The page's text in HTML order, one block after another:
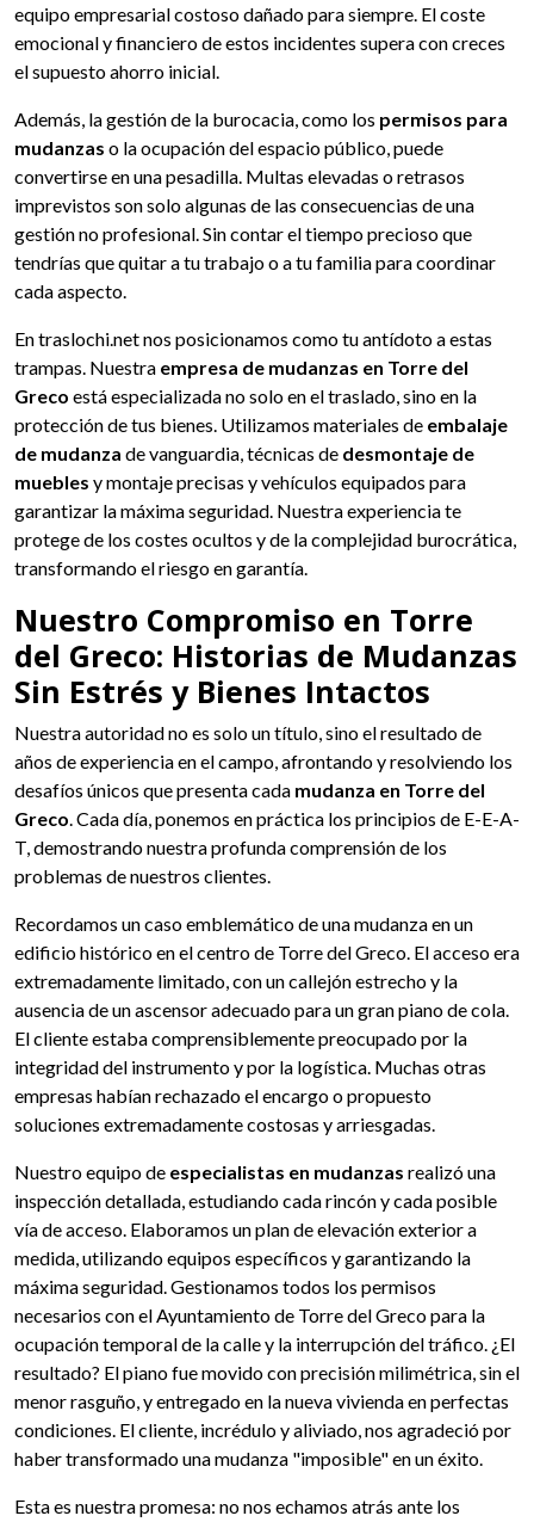
equipo empresarial costoso dañado para siempre. El coste
emocional y financiero de estos incidentes supera con creces
el supuesto ahorro inicial.
Además, la gestión de la burocacia, como los permisos para
mudanzas o la ocupación del espacio público, puede
convertirse en una pesadilla. Multas elevadas o retrasos
imprevistos son solo algunas de las consecuencias de una
gestión no profesional. Sin contar el tiempo precioso que
tendrías que quitar a tu trabajo o a tu familia para coordinar
cada aspecto.
En traslochi.net nos posicionamos como tu antídoto a estas
trampas. Nuestra empresa de mudanzas en Torre del
Greco está especializada no solo en el traslado, sino en la
protección de tus bienes. Utilizamos materiales de embalaje
de mudanza de vanguardia, técnicas de desmontaje de
muebles y montaje precisas y vehículos equipados para
garantizar la máxima seguridad. Nuestra experiencia te
protege de los costes ocultos y de la complejidad burocrática,
transformando el riesgo en garantía.
Nuestro Compromiso en Torre
del Greco: Historias de Mudanzas
Sin Estrés y Bienes Intactos
Nuestra autoridad no es solo un título, sino el resultado de
años de experiencia en el campo, afrontando y resolviendo los
desafíos únicos que presenta cada mudanza en Torre del
Greco. Cada día, ponemos en práctica los principios de E-E-A-
T, demostrando nuestra profunda comprensión de los
problemas de nuestros clientes.
Recordamos un caso emblemático de una mudanza en un
edificio histórico en el centro de Torre del Greco. El acceso era
extremadamente limitado, con un callejón estrecho y la
ausencia de un ascensor adecuado para un gran piano de cola.
El cliente estaba comprensiblemente preocupado por la
integridad del instrumento y por la logística. Muchas otras
empresas habían rechazado el encargo o propuesto
soluciones extremadamente costosas y arriesgadas.
Nuestro equipo de especialistas en mudanzas realizó una
inspección detallada, estudiando cada rincón y cada posible
vía de acceso. Elaboramos un plan de elevación exterior a
medida, utilizando equipos específicos y garantizando la
máxima seguridad. Gestionamos todos los permisos
necesarios con el Ayuntamiento de Torre del Greco para la
ocupación temporal de la calle y la interrupción del tráfico. ¿El
resultado? El piano fue movido con precisión milimétrica, sin el
menor rasguño, y entregado en la nueva vivienda en perfectas
condiciones. El cliente, incrédulo y aliviado, nos agradeció por
haber transformado una mudanza "imposible" en un éxito.
Esta es nuestra promesa: no nos echamos atrás ante los